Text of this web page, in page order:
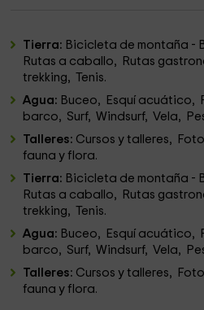
Tierra: Bicicleta de montaña -
Rutas a caballo, Rutas
trekking, Tenis.
Agua: Buceo, Esquí acuático,
barco, Surf, Windsurf, Vela,
Talleres: Cursos y talleres,
fauna y flora.
Tierra: Bicicleta de montaña -
Rutas a caballo, Rutas
trekking, Tenis.
Agua: Buceo, Esquí acuático,
barco, Surf, Windsurf, Vela,
Talleres: Cursos y talleres,
fauna y flora.